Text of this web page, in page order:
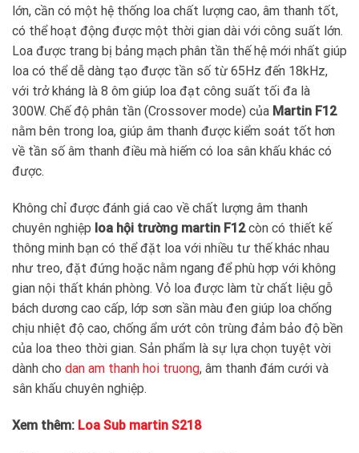
lớn, cần có một hệ thống loa chất lượng cao, âm thanh tốt,
có thể hoạt động được một thời gian dài với công suất lớn.
Loa được trang bị bảng mạch phân tần thế hệ mới nhất giúp
loa có thể dễ dàng tạo được tần số từ 65Hz đến 18kHz,
với trở kháng là 8 ôm giúp loa đạt công suất tối đa là
300W. Chế độ phân tần (Crossover mode) của Martin F12
nằm bên trong loa, giúp âm thanh được kiểm soát tốt hơn
về tần số âm thanh điều mà hiếm có loa sân khấu khác có
được.
Không chỉ được đánh giá cao về chất lượng âm thanh
chuyên nghiệp loa hội trường martin F12còn có thiết kế
thông minh bạn có thể đặt loa với nhiều tư thế khác nhau
như treo, đặt đứng hoặc nằm ngang để phù hợp với không
gian nội thất khán phòng. Vỏ loa được làm từ chất liệu gỗ
bách dương cao cấp, lớp sơn sần màu đen giúp loa chống
chịu nhiệt độ cao, chống ẩm ướt côn trùng đảm bảo độ bền
của loa theo thời gian. Sản phẩm là sự lựa chọn tuyệt vời
dành cho dan am thanh hoi truong, âm thanh đám cưới và
sân khấu chuyên nghiệp.
Xem thêm: Loa Sub martin S218